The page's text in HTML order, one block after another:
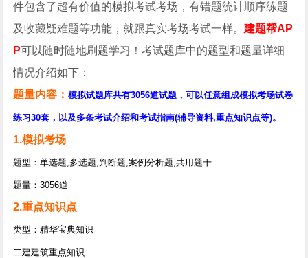
件包含了超有价值的模拟考试考场，有错题统计顺序练题
及收藏疑难题等功能，就跟真实考场考试一样。建题帮AP
P可以随时随地刷题学习！考试题库中的题型和题量详细
情况介绍如下：
题量内容：模拟试题库共有3056道试题，可以任意组成模拟考场试卷
练习30套，以及多条考试介绍和考试指南(辅导资料,重点知识点等)。
1.模拟考场
题型：单选题,多选题,判断题,案例分析题,共用题干
题量：3056道
2.重点知识点
类型：精华宝典知识
二建建筑重点知识